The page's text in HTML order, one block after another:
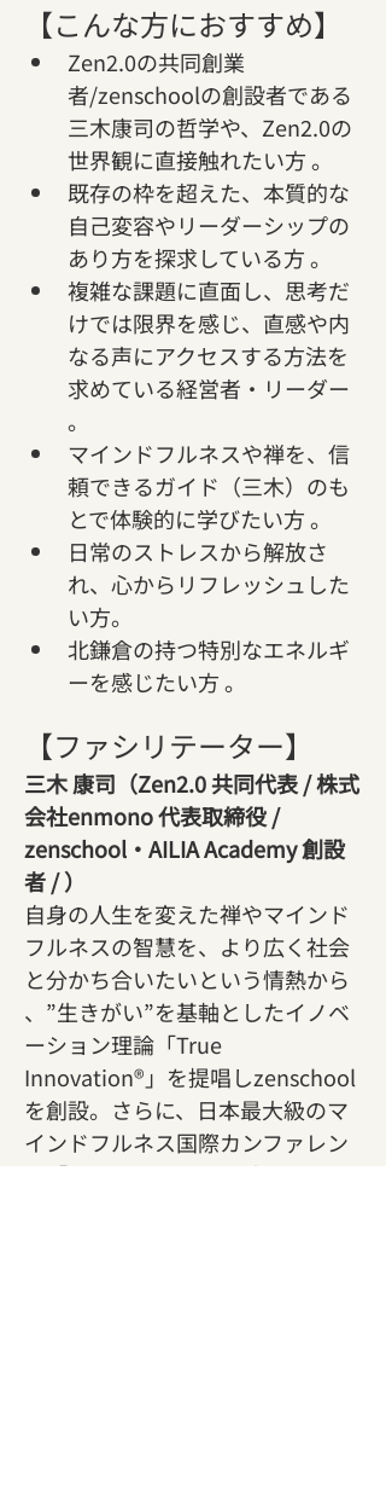
【こんな方におすすめ】
Zen2.0の共同創業
者/zenschoolの創設者である
三木康司の哲学や、Zen2.0の
世界観に直接触れたい方 。
既存の枠を超えた、本質的な
自己変容やリーダーシップの
あり方を探求している方 。
複雑な課題に直面し、思考だ
けでは限界を感じ、直感や内
なる声にアクセスする方法を
求めている経営者・リーダー
。
マインドフルネスや禅を、信
頼できるガイド（三木）のも
とで体験的に学びたい方 。
日常のストレスから解放さ
れ、心からリフレッシュした
い方。
北鎌倉の持つ特別なエネルギ
ーを感じたい方 。
【ファシリテーター】
三木 康司（Zen2.0 共同代表 / 株式
会社enmono 代表取締役 /
zenschool・AILIA Academy 創設
者 / ）
自身の人生を変えた禅やマインド
フルネスの智慧を、より広く社会
と分かち合いたいという情熱から
、”生きがい”を基軸としたイノベ
ーション理論「True
Innovation®」を提唱しzenschool
を創設。さらに、日本最大級のマ
インドフルネス国際カンファレン
ス「Zen2.0」を共同で立ち上げ代